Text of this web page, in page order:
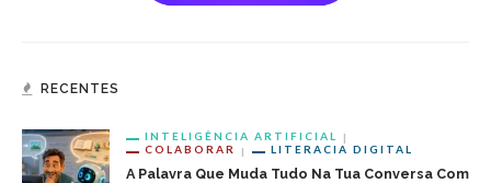
RECENTES
INTELIGÊNCIA ARTIFICIAL
COLABORAR
LITERACIA DIGITAL
A Palavra Que Muda Tudo Na Tua Conversa Com